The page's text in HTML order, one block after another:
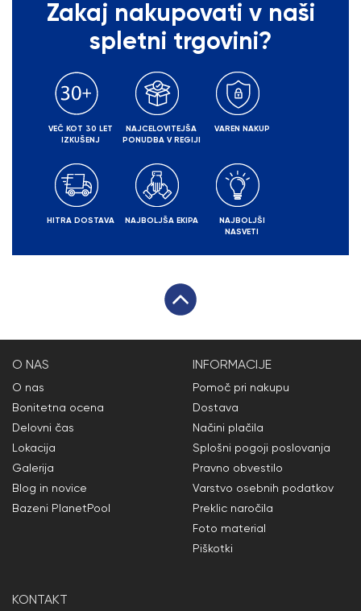
Zakaj nakupovati v naši
spletni trgovini?
VEČ KOT 30 LET
IZKUŠENJ
NAJCELOVITEJŠA
PONUDBA V REGIJI
VAREN NAKUP
HITRA DOSTAVA NAJBOLJŠA EKIPA
NAJBOLJŠI
NASVETI
O NAS
O nas
Bonitetna ocena
Delovni čas
Lokacija
Galerija
Blog in novice
Bazeni PlanetPool
INFORMACIJE
Pomoč pri nakupu
Dostava
Načini plačila
Splošni pogoji poslovanja
Pravno obvestilo
Varstvo osebnih podatkov
Preklic naročila
Foto material
Piškotki
KONTAKT